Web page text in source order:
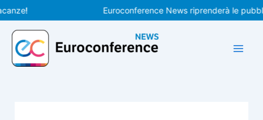
Vai
al
contenuto
Euroconference News riprenderà le